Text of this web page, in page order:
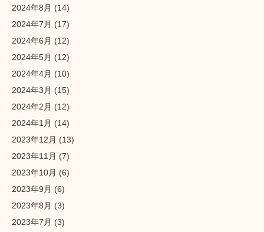
2024年8月 (14)
2024年7月 (17)
2024年6月 (12)
2024年5月 (12)
2024年4月 (10)
2024年3月 (15)
2024年2月 (12)
2024年1月 (14)
2023年12月 (13)
2023年11月 (7)
2023年10月 (6)
2023年9月 (6)
2023年8月 (3)
2023年7月 (3)